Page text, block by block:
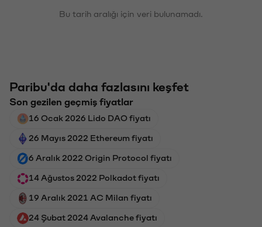
Bu tarih aralığı için veri bulunamadı.
Paribu'da daha fazlasını keşfet
Son gezilen geçmiş fiyatlar
16 Ocak 2026 Lido DAO fiyatı
26 Mayıs 2022 Ethereum fiyatı
6 Aralık 2022 Origin Protocol fiyatı
14 Ağustos 2022 Polkadot fiyatı
19 Aralık 2021 AC Milan fiyatı
24 Şubat 2024 Avalanche fiyatı